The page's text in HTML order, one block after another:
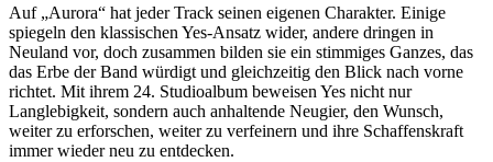
Auf „Aurora“ hat jeder Track seinen eigenen Charakter. Einige
spiegeln den klassischen Yes-Ansatz wider, andere dringen in
Neuland vor, doch zusammen bilden sie ein stimmiges Ganzes, das
das Erbe der Band würdigt und gleichzeitig den Blick nach vorne
richtet. Mit ihrem 24. Studioalbum beweisen Yes nicht nur
Langlebigkeit, sondern auch anhaltende Neugier, den Wunsch,
weiter zu erforschen, weiter zu verfeinern und ihre Schaffenskraft
immer wieder neu zu entdecken.